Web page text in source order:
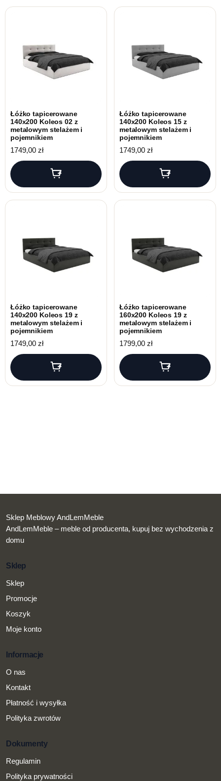
Łóżko tapicerowane
140x200 Koleos 02 z
metalowym stelażem i
pojemnikiem
1749,00 zł
Łóżko tapicerowane
140x200 Koleos 15 z
metalowym stelażem i
pojemnikiem
1749,00 zł
Łóżko tapicerowane
140x200 Koleos 19 z
metalowym stelażem i
pojemnikiem
1749,00 zł
Łóżko tapicerowane
160x200 Koleos 19 z
metalowym stelażem i
pojemnikiem
1799,00 zł
Sklep Meblowy AndLemMeble
AndLemMeble – meble od producenta, kupuj bez wychodzenia z
domu
Sklep
Sklep
Promocje
Koszyk
Moje konto
Informacje
O nas
Kontakt
Płatność i wysyłka
Polityka zwrotów
Dokumenty
Regulamin
Polityka prywatności